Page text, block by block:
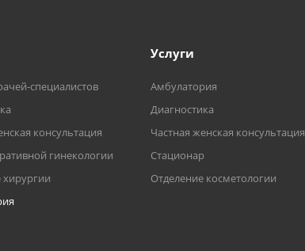
специалистов
консультация
гинекологии
хирургии
Услуги
Амбулатория
Диагностика
Частная женская консультация
Стационар
Отделение косметологии